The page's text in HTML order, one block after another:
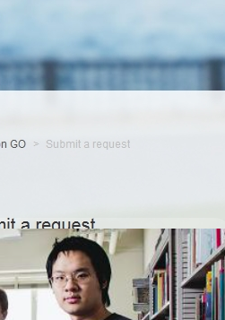
บ 1000+ แทบทุกยิม !? งานนี้คนที่เล่น
เราขอแนะนำวิธีการแก้เผ็ดพวกโกง
รแกรมผลิตงานเขียน essay